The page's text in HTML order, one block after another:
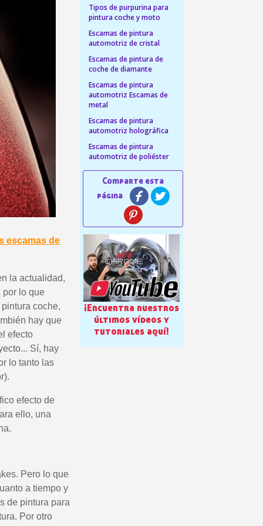
tu primer pedido
recomendación
5€ de descuento
de 48-72 horas.
en compras superiores a 30 €.
en menos de 1 minuto.
y recibe vales
con cada pedido.
en un plazo de 14 días.
tu primer pedido
recomendación
5€ de descuento
5€ de descuento
de 48-72 horas.
en compras superiores a 30 €.
en menos de 1 minuto.
y recibe vales
con cada pedido.
en un plazo de 14 días.
escamas de
la actualidad,
por lo que
coche,
hay que
efecto
Sí, hay
lo tanto las
efecto de
ello, una
Pero lo que
a tiempo y
de pintura para
Por otro
Tipos de purpurina para
pintura coche y moto
Escamas de pintura
automotriz de cristal
Escamas de pintura de
coche de diamante
Escamas de pintura
automotriz Escamas de
metal
Escamas de pintura
automotriz holográfica
Escamas de pintura
automotriz de poliéster
¡Encuentra nuestros
últimos vídeos y
tutoriales aquí!